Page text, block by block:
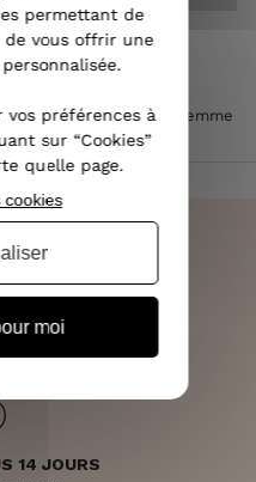
femme >Jean skinny femme
à ourlet effiloché
70€
14 JOURS
permettant de
vous offrir une
vos préférences à
sur “Cookies”
quelle page.
moi
cookies